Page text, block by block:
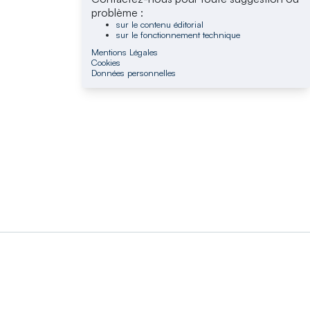
problème :
sur le contenu éditorial
sur le fonctionnement technique
Mentions Légales
Cookies
Données personnelles